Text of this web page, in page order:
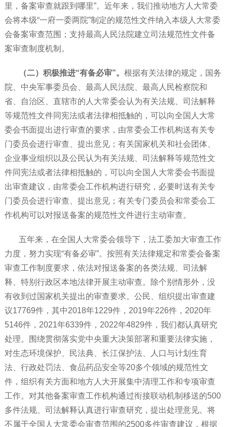
里，备案审查就跟到哪里”。近年来，我们推动地方人大常委
会将本级“一府一委两院”制定的规范性文件纳入本级人大常委
会备案审查范围；支持最高人民法院建立司法规范性文件备
案审查制度机制。
（二）积极推进“有备必审”。 根据有关法律的规定，国务
院、中央军事委员会、最高人民法院、最高人民检察院和
省、自治区、直辖市的人大常委会认为有关法规、司法解释
等规范性文件同宪法或者法律相抵触的，可以向全国人大常
委会书面提出进行审查的要求，由常委会工作机构送有关专
门委员会进行审查、提出意见；有关国家机关和社会团体、
企业事业组织以及公民认为有关法规、司法解释等规范性文
件同宪法或者法律相抵触的，可以向全国人大常委会书面提
出审查建议，由常委会工作机构进行研究，必要时送有关专
门委员会进行审查、提出意见；有关专门委员会和常委会工
作机构可以对报送备案的规范性文件进行主动审查。
五年来，在全国人大常委会领导下，法工委加大审查工作
力度，努力实现“有备必审”。按照有关法律规定和常委会备案
审查工作制度要求，依法对报送备案的各类法规、司法解
释、特别行政区本地法律开展主动审查。除个别情形外，没
有收到过国家机关提出的审查要求。公民、组织提出审查建
议17769件，其中2018年1229件，2019年226件，2020年
5146件，2021年6339件，2022年4829件，我们都认真研究
处理。围绕贯彻落实党中央重大决策部署和重要法律实施，
对生态环境保护、民法典、长江保护法、人口与计划生育
法、行政处罚法、食品药品安全等20多个领域的规范性文
件，组织有关方面和地方人大开展集中清理工作和专项审查
工作。对其他备案审查工作机构通过衔接联动机制移送的500
多件法规、司法解释认真进行审查研究，提出处理意见。将
不属于全国人大常委会审查范围的2500多件审查建议，根据